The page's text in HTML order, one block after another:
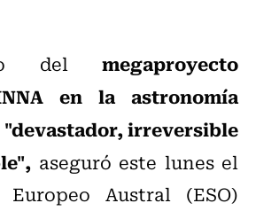
del megaproyecto
en la astronomía
irreversible
aseguró este lunes el
Europeo Austral (ESO)